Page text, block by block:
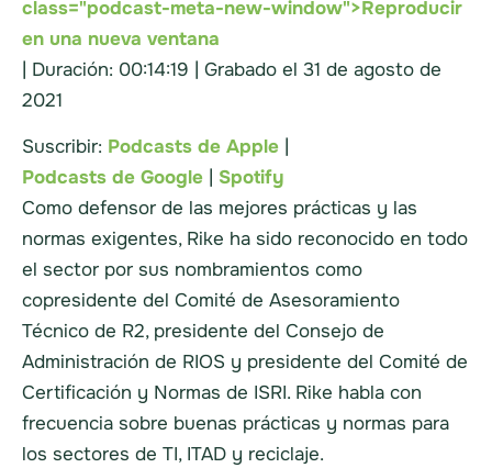
class="podcast-meta-new-window">Reproducir
en una nueva ventana
Duración: 00:14:19
Grabado el 31 de agosto de
2021
Suscribir: Podcasts de Apple
Podcasts de Google
Spotify
Como defensor de las mejores prácticas y las
normas exigentes, Rike ha sido reconocido en todo
el sector por sus nombramientos como
copresidente del Comité de Asesoramiento
Técnico de R2, presidente del Consejo de
Administración de RIOS y presidente del Comité de
Certificación y Normas de ISRI. Rike habla con
frecuencia sobre buenas prácticas y normas para
los sectores de TI, ITAD y reciclaje.